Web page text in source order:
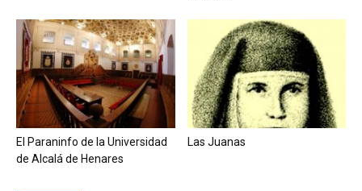
El Paraninfo de la Universidad
de Alcalá de Henares
Las Juanas